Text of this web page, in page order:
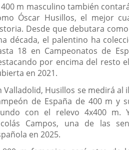
400 m masculino también
Óscar Husillos, el mejor
Desde que debutara
década, el palentino ha
18 en Campeonatos de
por encima del resto
en 2021.
Valladolid, Husillos se medirá al
de España de 400 m y
con el relevo 4x400 m.
Campos, una de las
en 2025.